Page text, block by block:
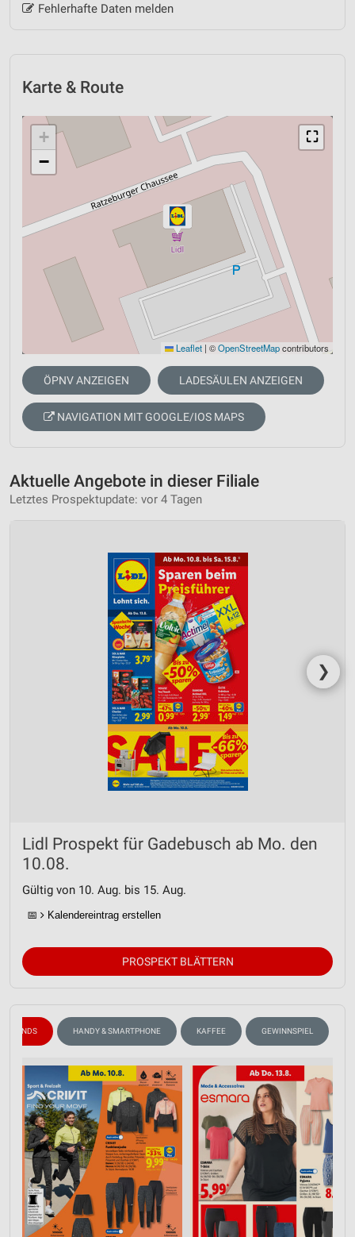
Fehlerhafte Daten melden
Karte & Route
⛶
+
−
Leaflet | ©OpenStreetMapcontributors
ÖPNV ANZEIGEN LADESÄULEN ANZEIGEN
NAVIGATION MIT GOOGLE/IOS MAPS
Aktuelle Angebote in dieser Filiale
Letztes Prospektupdate: vor 4 Tagen
❯
Lidl Prospekt für Gadebusch ab Mo. den
10.08.
Gültig von 10. Aug. bis 15. Aug.
📅 Kalendereintrag erstellen
PROSPEKT BLÄTTERN
HANDY & SMARTPHONE KAFFEE GEWINNSPIEL